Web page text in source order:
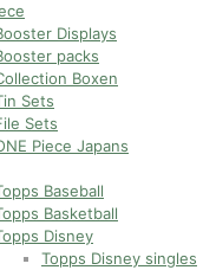
Displays
packs
Boxen
Sets
Sets
Piece Japans
Baseball
Basketball
Disney
Topps Disney singles